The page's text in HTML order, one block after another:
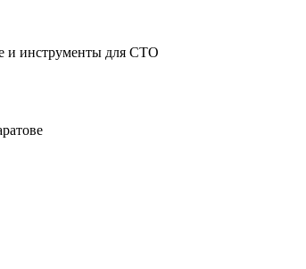
и инструменты для СТО